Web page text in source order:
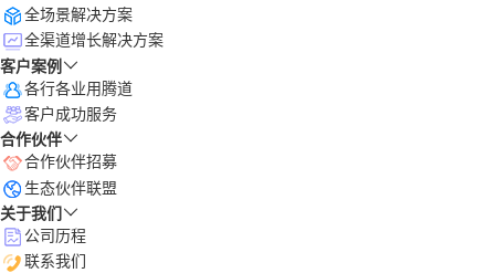
全场景解决方案
全渠道增长解决方案
客户案例
各行各业用腾道
客户成功服务
合作伙伴
合作伙伴招募
生态伙伴联盟
关于我们
公司历程
联系我们